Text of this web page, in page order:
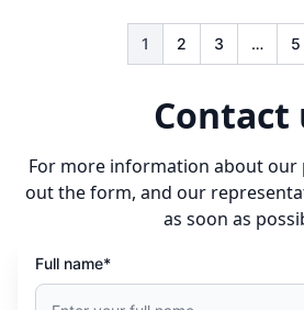
1 2 3 … 5
Contact
For more information about our
out the form, and our
as soon as
Full name*